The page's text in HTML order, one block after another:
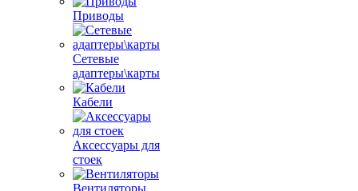
Приводы
Сетевые
адаптеры\карты
Кабели
Аксессуары для
стоек
Вентиляторы